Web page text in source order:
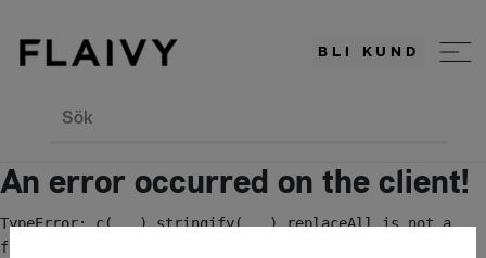
BLI KUND
Sök
An error occurred on the client!
TypeError: c(...).stringify(...).replaceAll is not a
function